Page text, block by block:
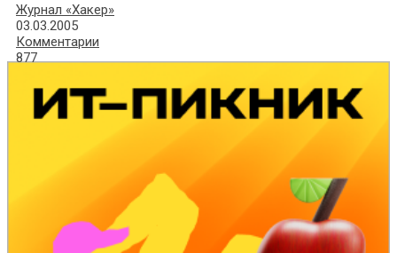
Журнал «Хакер»
03.03.2005
Комментарии
877